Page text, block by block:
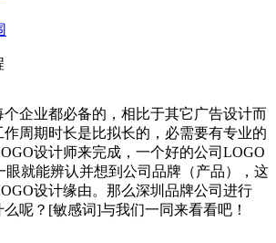
个企业都必备的，相比于其它广告设计而
周期时长是比拟长的，必需要有专业的
设计师来完成，一个好的公司LOGO
眼就能辨认并想到公司品牌（产品），这
设计缘由。那么深圳品牌公司进行
呢？[敏感词]与我们一同来看看吧！